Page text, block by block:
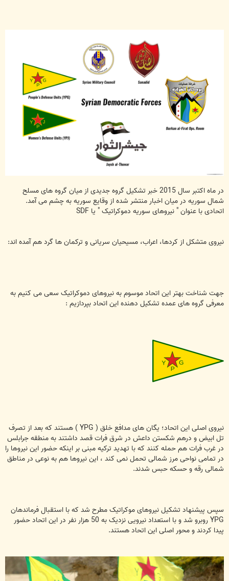
در ماه اکتبر سال 2015 خبر تشکیل گروه جدیدی از میان گروه های مسلح
شمال سوریه در میان اخبار منتشر شده از وقایع سوریه به چشم می آمد.
اتحادی با عنوان " نیروهای سوریه دموکراتیک " یا SDF
نیروی متشکل از کردها، اعراب، مسیحیان سریانی و ترکمان ها گرد هم آمده اند:
جهت شناخت بهتر این اتحاد موسوم به نیروهای دموکراتیک سعی می کنیم به
معرفی گروه های عمده تشکیل دهنده این اتحاد بپردازیم :
نیروی اصلی این اتحاد؛ یگان های مدافع خلق ( YPG ) هستند که بعد از تصرف
تل ابیض و درهم شکستن داعش در شرق فرات قصد داشتند به منطقه جرابلس
در غرب فرات هم حمله کنند که با تهدید ترکیه مبنی بر اینکه حضور این نیروها را
در تمامی نواحی مرز شمالی تحمل نمی کند ، این نیروها هم به نوعی در مناطق
شمالی رقه و حسکه حبس شدند.
سپس پیشنهاد تشکیل نیروهای موکراتیک مطرح شد که با استقبال فرماندهان
YPG روبرو شد و با استعداد نیرویی نزدیک به 50 هزار نفر در این اتحاد حضور
پیدا کردند و محور اصلی این اتحاد هستند.